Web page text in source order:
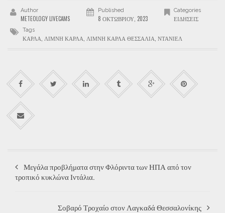
Author
METEOLOGY LIVECAMS
Published
8 ΟΚΤΩΒΡΊΟΥ, 2023
Categories
ΕΙΔΉΣΕΙΣ
Tags
ΚΆΡΛΑ ΛΊΜΝΗ ΚΆΡΛΑ ΛΊΜΝΗ ΚΆΡΛΑ ΘΕΣΣΑΛΊΑ ΝΤΆΝΙΕΛ
Μεγάλα προβλήματα στην Φλόριντα των ΗΠΑ από τον
τροπικό κυκλώνα Ιντάλια.
Σοβαρό Τροχαίο στον Λαγκαδά Θεσσαλονίκης